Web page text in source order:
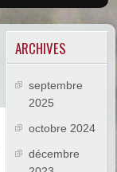
ARCHIVES
septembre
2025
octobre 2024
décembre